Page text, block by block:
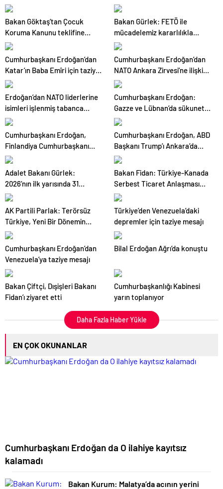
açıklama: Hiçbir yapı hukuki
denetimin dışında değildir
Bakan Göktaş’tan Çocuk
Koruma Kanunu teklifine
destek
Bakan Gürlek: FETÖ ile
mücadelemiz kararlılıkla
sürüyor
Cumhurbaşkanı Erdoğan’dan
Katar’ın Baba Emîri için taziye
mesajı
Cumhurbaşkanı Erdoğan’dan
NATO Ankara Zirvesi’ne ilişkin
paylaşım
Erdoğan’dan NATO liderlerine
isimleri işlenmiş tabanca
hediyesi
Cumhurbaşkanı Erdoğan:
Gazze ve Lübnan’da sükunetin
sağlanması için hepimize
Cumhurbaşkanı Erdoğan,
Finlandiya Cumhurbaşkanı
Stubb ile görüştü
Cumhurbaşkanı Erdoğan, ABD
Başkanı Trump’ı Ankara’da
resmi törenle karşıladı
Adalet Bakanı Gürlek:
2026’nın ilk yarısında 31
ülkeden 197 suçlu iade edildi
Bakan Fidan: Türkiye-Kanada
Serbest Ticaret Anlaşması
için yoğun bir şekilde
AK Partili Parlak: Terörsüz
Türkiye, Yeni Bir Dönemin
Kapısını Aralayacak
Türkiye’den Venezuela’daki
depremler için taziye mesajı
Cumhurbaşkanı Erdoğan’dan
Venezuela’ya taziye mesajı
Bilal Erdoğan Ağrı’da konuştu
Bakan Çiftçi, Dışişleri Bakanı
Fidan’ı ziyaret etti
Cumhurbaşkanlığı Kabinesi
yarın toplanıyor
Daha Fazla Haber Yükle
EN ÇOK OKUNANLAR
Cumhurbaşkanı Erdoğan da O ilahiye kayıtsız
kalamadı
Bakan Kurum: Malatya’da acının yerini